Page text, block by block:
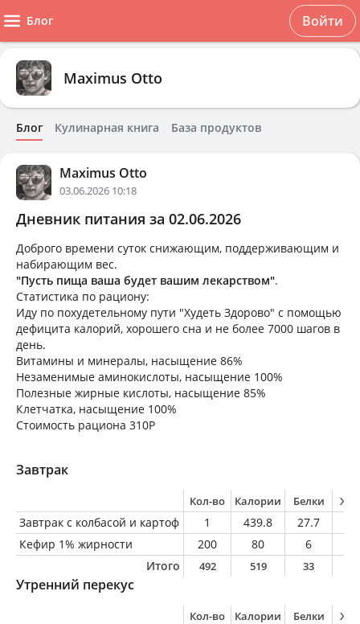
Блог Войти
Maximus Otto
Блог Кулинарная книга База продуктов
Maximus Otto
03.06.2026 10:18
Дневник питания за 02.06.2026
Доброго времени суток снижающим, поддерживающим и
набирающим вес.
"Пусть пища ваша будет вашим лекарством".
Статистика по рациону:
Иду по похудетельному пути "Худеть Здорово" с помощью
дефицита калорий, хорошего сна и не более 7000 шагов в
день.
Витамины и минералы, насыщение 86%
Незаменимые аминокислоты, насыщение 100%
Полезные жирные кислоты, насыщение 85%
Клетчатка, насыщение 100%
Стоимость рациона 310Р
Завтрак
Кол-во Калории Белки
Завтрак с колбасой и картоф 1 439.8 27.7
Кефир 1% жирности
200 80 6
Итого
492 519 33
Утренний перекус
Кол-во Калории Белки